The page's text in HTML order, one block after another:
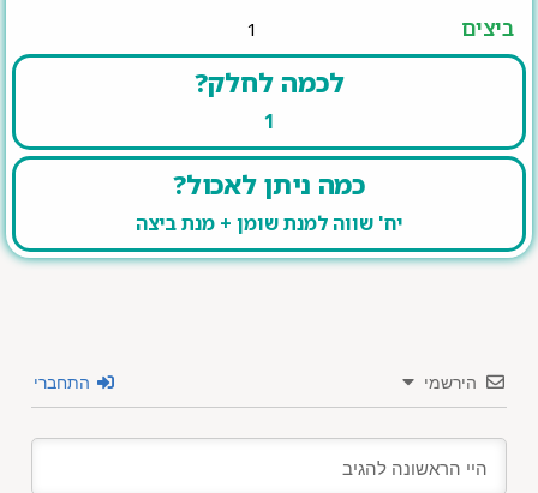
ביצים 1
לכמה לחלק?
1
כמה ניתן לאכול?
יח' שווה למנת שומן + מנת ביצה
הירשמי התחברי